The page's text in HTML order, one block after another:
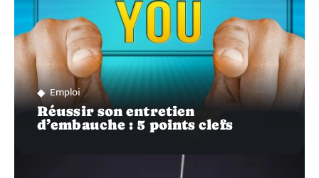
Emploi
Réussir son entretien
d’embauche : 5 points clefs